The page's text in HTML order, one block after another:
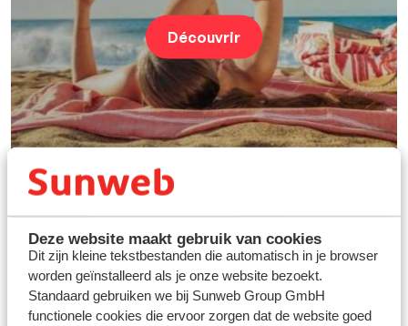
Deze website maakt gebruik van cookies
Dit zijn kleine tekstbestanden die automatisch in je browser
worden geïnstalleerd als je onze website bezoekt.
Standaard gebruiken we bij Sunweb Group GmbH
functionele cookies die ervoor zorgen dat de website goed
Découvrir